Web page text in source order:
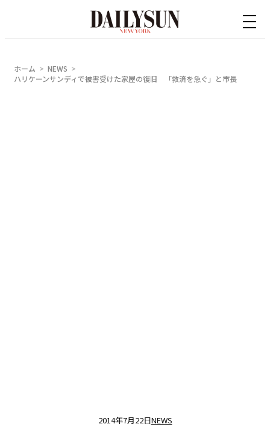
ホーム
NEWS
ハリケーンサンディで被害受けた家屋の復旧 「救済を急ぐ」と市長
2014年7月22日NEWS